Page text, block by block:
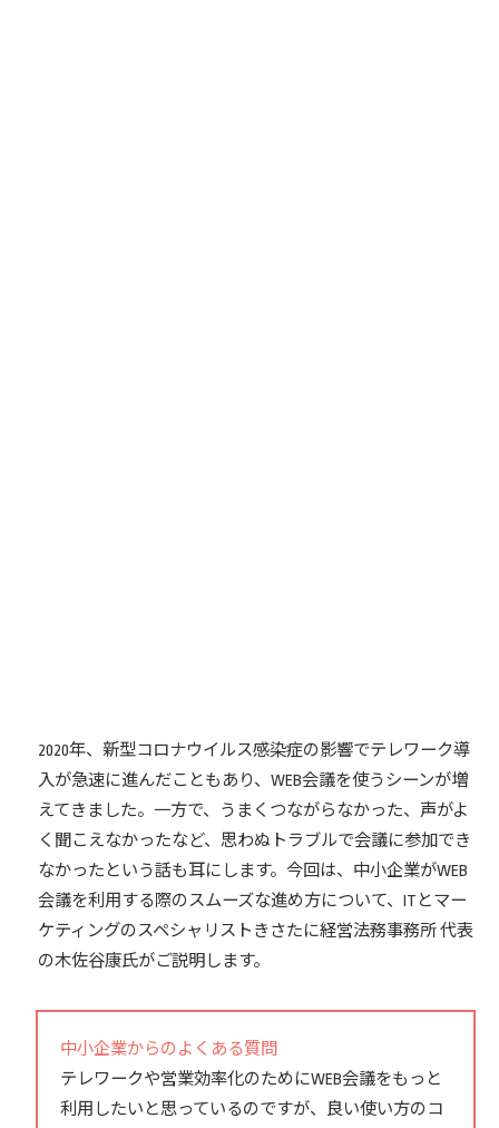
2020年、新型コロナウイルス感染症の影響でテレワーク導
入が急速に進んだこともあり、WEB会議を使うシーンが増
えてきました。一方で、うまくつながらなかった、声がよ
く聞こえなかったなど、思わぬトラブルで会議に参加でき
なかったという話も耳にします。今回は、中小企業がWEB
会議を利用する際のスムーズな進め方について、ITとマー
ケティングのスペシャリストきさたに経営法務事務所 代表
の木佐谷康氏がご説明します。
中小企業からのよくある質問
テレワークや営業効率化のためにWEB会議をもっと
利用したいと思っているのですが、良い使い方のコ